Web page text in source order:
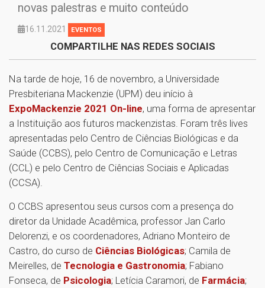
novas palestras e muito conteúdo
16.11.2021 EVENTOS
COMPARTILHE NAS REDES SOCIAIS
Na tarde de hoje, 16 de novembro, a Universidade
Presbiteriana Mackenzie (UPM) deu início à
ExpoMackenzie 2021 On-line, uma forma de apresentar
a Instituição aos futuros mackenzistas. Foram três lives
apresentadas pelo Centro de Ciências Biológicas e da
Saúde (CCBS), pelo Centro de Comunicação e Letras
(CCL) e pelo Centro de Ciências Sociais e Aplicadas
(CCSA).
O CCBS apresentou seus cursos com a presença do
diretor da Unidade Acadêmica, professor Jan Carlo
Delorenzi, e os coordenadores, Adriano Monteiro de
Castro, do curso de Ciências Biológicas; Camila de
Meirelles, de Tecnologia e Gastronomia; Fabiano
Fonseca, de Psicologia; Letícia Caramori, de Farmácia;